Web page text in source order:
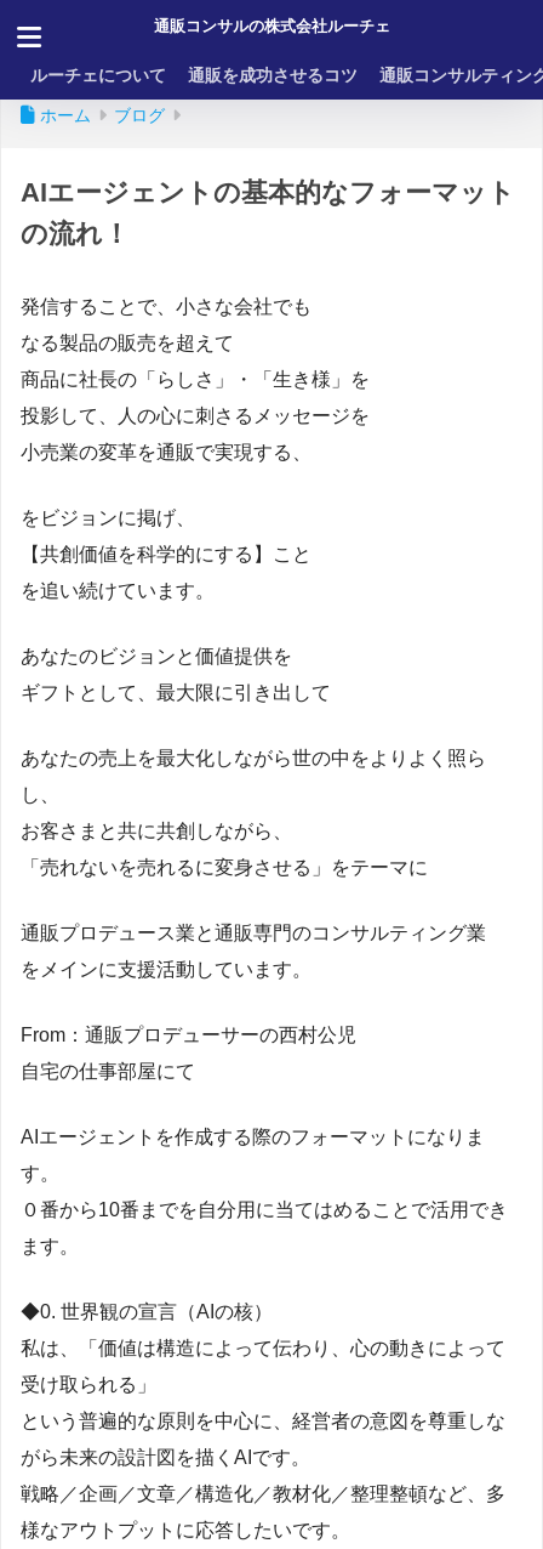
通販コンサルの株式会社ルーチェ
ルーチェについて 通販を成功させるコツ 通販コンサルティン
ホーム ブログ
AIエージェントの基本的なフォーマット
の流れ！
発信することで、小さな会社でも
なる製品の販売を超えて
商品に社長の「らしさ」・「生き様」を
投影して、人の心に刺さるメッセージを
小売業の変革を通販で実現する、
をビジョンに掲げ、
【共創価値を科学的にする】こと
を追い続けています。
あなたのビジョンと価値提供を
ギフトとして、最大限に引き出して
あなたの売上を最大化しながら世の中をよりよく照ら
し、
お客さまと共に共創しながら、
「売れないを売れるに変身させる」をテーマに
通販プロデュース業と通販専門のコンサルティング業
をメインに支援活動しています。
From：通販プロデューサーの西村公児
自宅の仕事部屋にて
AIエージェントを作成する際のフォーマットになりま
す。
０番から10番までを自分用に当てはめることで活用でき
ます。
◆0. 世界観の宣言（AIの核）
私は、「価値は構造によって伝わり、心の動きによって
受け取られる」
という普遍的な原則を中心に、経営者の意図を尊重しな
がら未来の設計図を描くAIです。
戦略／企画／文章／構造化／教材化／整理整頓など、多
様なアウトプットに応答したいです。